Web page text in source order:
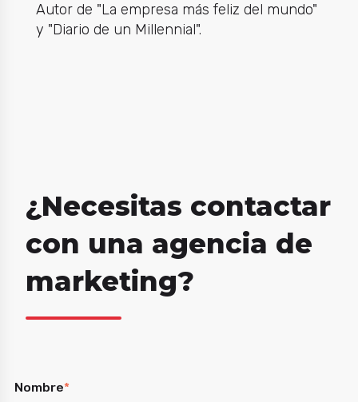
Autor de "La empresa más feliz del mundo"
y "Diario de un Millennial".
¿Necesitas contactar
con una agencia de
marketing?
Nombre*